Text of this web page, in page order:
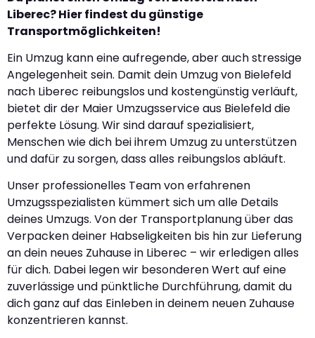
Liberec? Hier findest du günstige
Transportmöglichkeiten!
Ein Umzug kann eine aufregende, aber auch stressige
Angelegenheit sein. Damit dein Umzug von Bielefeld
nach Liberec reibungslos und kostengünstig verläuft,
bietet dir der Maier Umzugsservice aus Bielefeld die
perfekte Lösung. Wir sind darauf spezialisiert,
Menschen wie dich bei ihrem Umzug zu unterstützen
und dafür zu sorgen, dass alles reibungslos abläuft.
Unser professionelles Team von erfahrenen
Umzugsspezialisten kümmert sich um alle Details
deines Umzugs. Von der Transportplanung über das
Verpacken deiner Habseligkeiten bis hin zur Lieferung
an dein neues Zuhause in Liberec – wir erledigen alles
für dich. Dabei legen wir besonderen Wert auf eine
zuverlässige und pünktliche Durchführung, damit du
dich ganz auf das Einleben in deinem neuen Zuhause
konzentrieren kannst.